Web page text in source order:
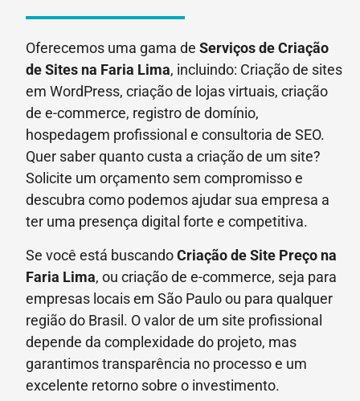
Oferecemos uma gama de Serviços de Criação
de Sites na Faria Lima, incluindo: Criação de sites
em WordPress, criação de lojas virtuais, criação
de e-commerce, registro de domínio,
hospedagem profissional e consultoria de SEO.
Quer saber quanto custa a criação de um site?
Solicite um orçamento sem compromisso e
descubra como podemos ajudar sua empresa a
ter uma presença digital forte e competitiva.
Se você está buscandoCriação de Site Preço na
Faria Lima, ou criação de e-commerce, seja para
empresas locais em São Paulo ou para qualquer
região do Brasil. O valor de um site profissional
depende da complexidade do projeto, mas
garantimos transparência no processo e um
excelente retorno sobre o investimento.